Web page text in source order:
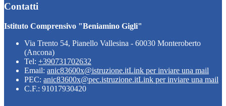
Contatti
Istituto Comprensivo "Beniamino Gigli"
Via Trento 54, Pianello Vallesina - 60030 Monteroberto
(Ancona)
Tel: +390731702632
Email: anic83600x@istruzione.itLink per inviare una mail
PEC: anic83600x@pec.istruzione.itLink per inviare una mail
C.F.: 91017930420